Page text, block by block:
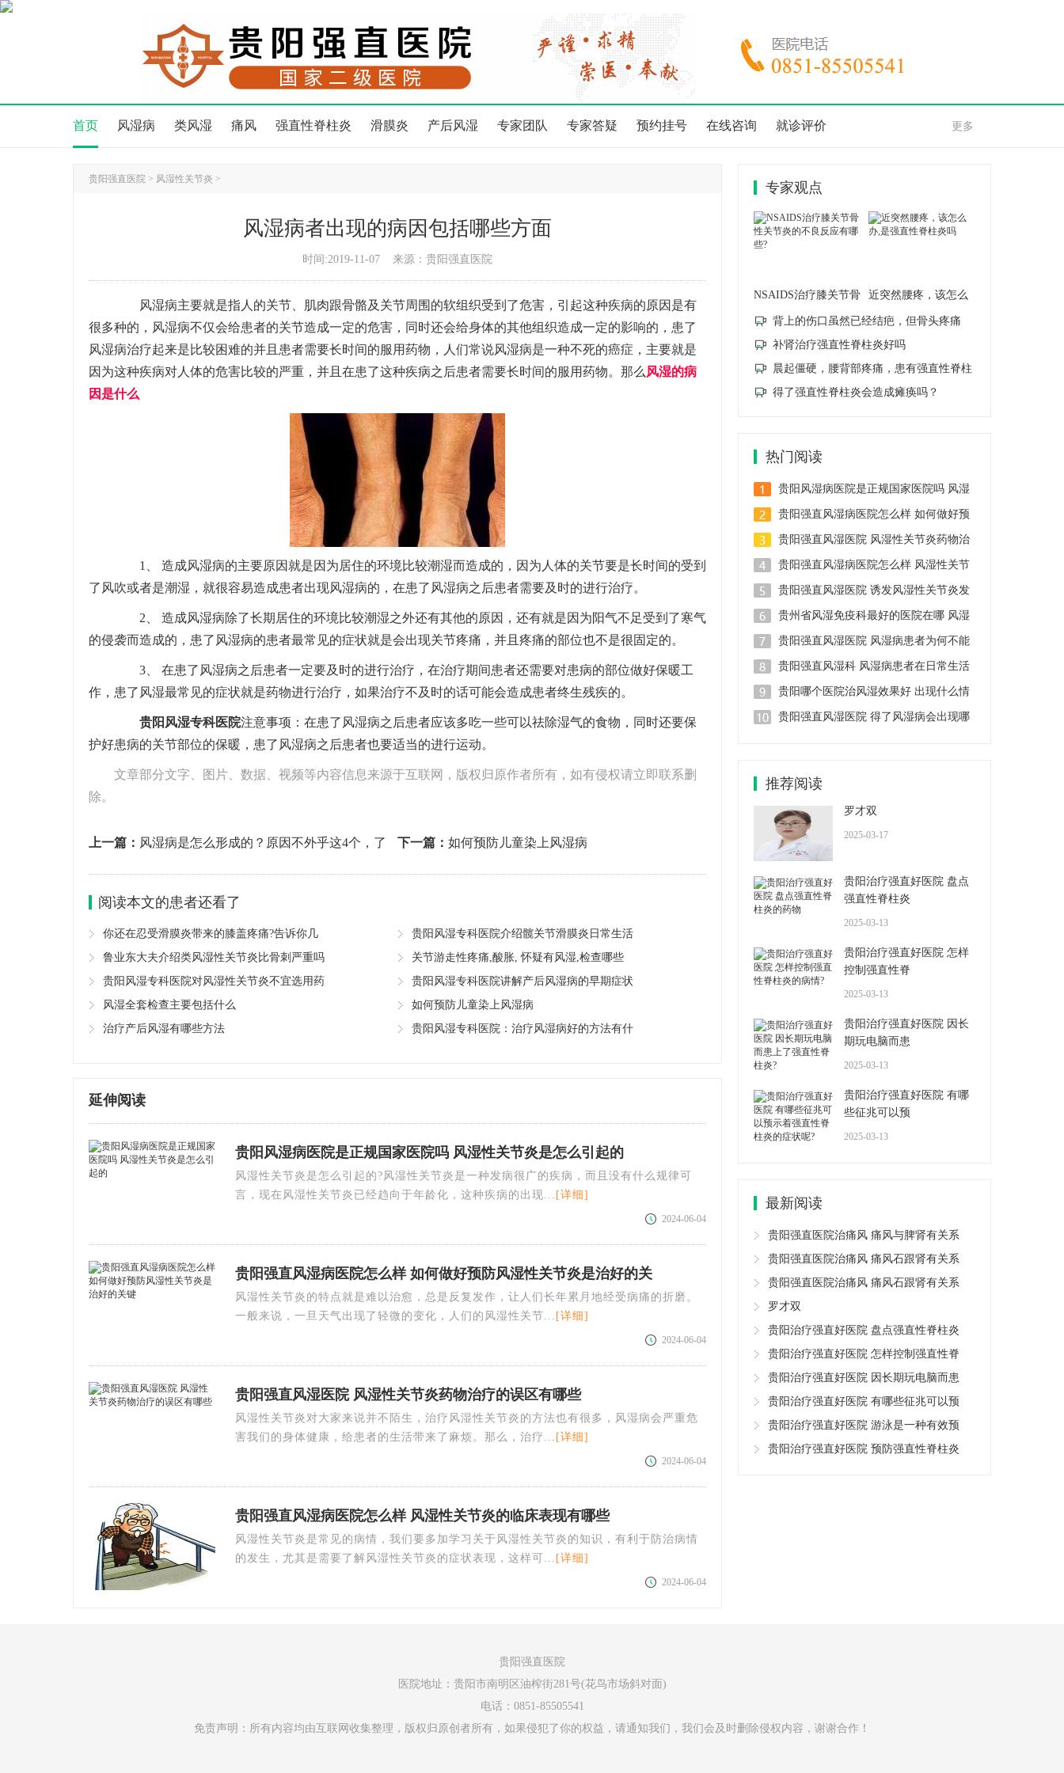
首页 风湿病 类风湿 痛风 强直性脊柱炎 滑膜炎 产后风湿 专家团队 专家答疑 预约挂号 在线咨询 就诊评价 更多
贵阳强直医院 > 风湿性关节炎 >
风湿病者出现的病因包括哪些方面
时间:2019-11-07 来源：贵阳强直医院
风湿病主要就是指人的关节、肌肉跟骨骼及关节周围的软组织受到了危害，引起这种疾病的原因是有
很多种的，风湿病不仅会给患者的关节造成一定的危害，同时还会给身体的其他组织造成一定的影响的，患了
风湿病治疗起来是比较困难的并且患者需要长时间的服用药物，人们常说风湿病是一种不死的癌症，主要就是
因为这种疾病对人体的危害比较的严重，并且在患了这种疾病之后患者需要长时间的服用药物。那么 风湿的病
因是什么
1、 造成风湿病的主要原因就是因为居住的环境比较潮湿而造成的，因为人体的关节要是长时间的受到
了风吹或者是潮湿，就很容易造成患者出现风湿病的，在患了风湿病之后患者需要及时的进行治疗。
2、 造成风湿病除了长期居住的环境比较潮湿之外还有其他的原因，还有就是因为阳气不足受到了寒气
的侵袭而造成的，患了风湿病的患者最常见的症状就是会出现关节疼痛，并且疼痛的部位也不是很固定的。
3、 在患了风湿病之后患者一定要及时的进行治疗，在治疗期间患者还需要对患病的部位做好保暖工
作，患了风湿最常见的症状就是药物进行治疗，如果治疗不及时的话可能会造成患者终生残疾的。
贵阳风湿专科医院注意事项：在患了风湿病之后患者应该多吃一些可以祛除湿气的食物，同时还要保
护好患病的关节部位的保暖，患了风湿病之后患者也要适当的进行运动。
文章部分文字、图片、数据、视频等内容信息来源于互联网，版权归原作者所有，如有侵权请立即联系删
除。
上一篇： 风湿病是怎么形成的？原因不外乎这4个，了
下一篇： 如何预防儿童染上风湿病
阅读本文的患者还看了
你还在忍受滑膜炎带来的膝盖疼痛?告诉你几
贵阳风湿专科医院介绍髋关节滑膜炎日常生活
鲁业东大夫介绍类风湿性关节炎比骨刺严重吗
关节游走性疼痛,酸胀, 怀疑有风湿,检查哪些
贵阳风湿专科医院对风湿性关节炎不宜选用药
贵阳风湿专科医院讲解产后风湿病的早期症状
风湿全套检查主要包括什么
如何预防儿童染上风湿病
治疗产后风湿有哪些方法
贵阳风湿专科医院：治疗风湿病好的方法有什
延伸阅读
贵阳风湿病医院是正规国家医院吗 风湿性关节炎是怎么引起的
风湿性关节炎是怎么引起的?风湿性关节炎是一种发病很广的疾病，而且没有什么规律可
言，现在风湿性关节炎已经趋向于年龄化，这种疾病的出现... [详细]
2024-06-04
贵阳强直风湿病医院怎么样 如何做好预防风湿性关节炎是治好的关
风湿性关节炎的特点就是难以治愈，总是反复发作，让人们长年累月地经受病痛的折磨。
一般来说，一旦天气出现了轻微的变化，人们的风湿性关节... [详细]
2024-06-04
贵阳强直风湿医院 风湿性关节炎药物治疗的误区有哪些
风湿性关节炎对大家来说并不陌生，治疗风湿性关节炎的方法也有很多，风湿病会严重危
害我们的身体健康，给患者的生活带来了麻烦。那么，治疗... [详细]
2024-06-04
贵阳强直风湿病医院怎么样 风湿性关节炎的临床表现有哪些
风湿性关节炎是常见的病情，我们要多加学习关于风湿性关节炎的知识，有利于防治病情
的发生，尤其是需要了解风湿性关节炎的症状表现，这样可... [详细]
2024-06-04
专家观点
NSAIDS治疗膝关节骨
性关节
近突然腰疼，该怎么
办,是
背上的伤口虽然已经结疤，但骨头疼痛
补肾治疗强直性脊柱炎好吗
晨起僵硬，腰背部疼痛，患有强直性脊柱
得了强直性脊柱炎会造成瘫痪吗？
热门阅读
贵阳风湿病医院是正规国家医院吗 风湿
贵阳强直风湿病医院怎么样 如何做好预
贵阳强直风湿医院 风湿性关节炎药物治
贵阳强直风湿病医院怎么样 风湿性关节
贵阳强直风湿医院 诱发风湿性关节炎发
贵州省风湿免疫科最好的医院在哪 风湿
贵阳强直风湿医院 风湿病患者为何不能
贵阳强直风湿科 风湿病患者在日常生活
贵阳哪个医院治风湿效果好 出现什么情
贵阳强直风湿医院 得了风湿病会出现哪
推荐阅读
罗才双
2025-03-17
贵阳治疗强直好医院 盘点
强直性脊柱炎
2025-03-13
贵阳治疗强直好医院 怎样
控制强直性脊
2025-03-13
贵阳治疗强直好医院 因长
期玩电脑而患
2025-03-13
贵阳治疗强直好医院 有哪
些征兆可以预
2025-03-13
最新阅读
贵阳强直医院治痛风 痛风与脾肾有关系
贵阳强直医院治痛风 痛风石跟肾有关系
贵阳强直医院治痛风 痛风石跟肾有关系
罗才双
贵阳治疗强直好医院 盘点强直性脊柱炎
贵阳治疗强直好医院 怎样控制强直性脊
贵阳治疗强直好医院 因长期玩电脑而患
贵阳治疗强直好医院 有哪些征兆可以预
贵阳治疗强直好医院 游泳是一种有效预
贵阳治疗强直好医院 预防强直性脊柱炎
贵阳强直医院
医院地址：贵阳市南明区油榨街281号(花鸟市场斜对面)
电话：0851-85505541
免责声明：所有内容均由互联网收集整理，版权归原创者所有，如果侵犯了你的权益，请通知我们，我们会及时删除侵权内容，谢谢合作！